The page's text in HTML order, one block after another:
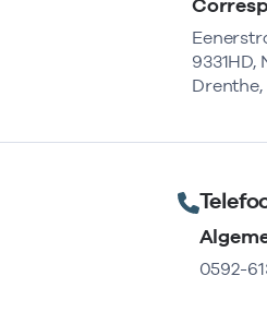
9331HD,
0592-